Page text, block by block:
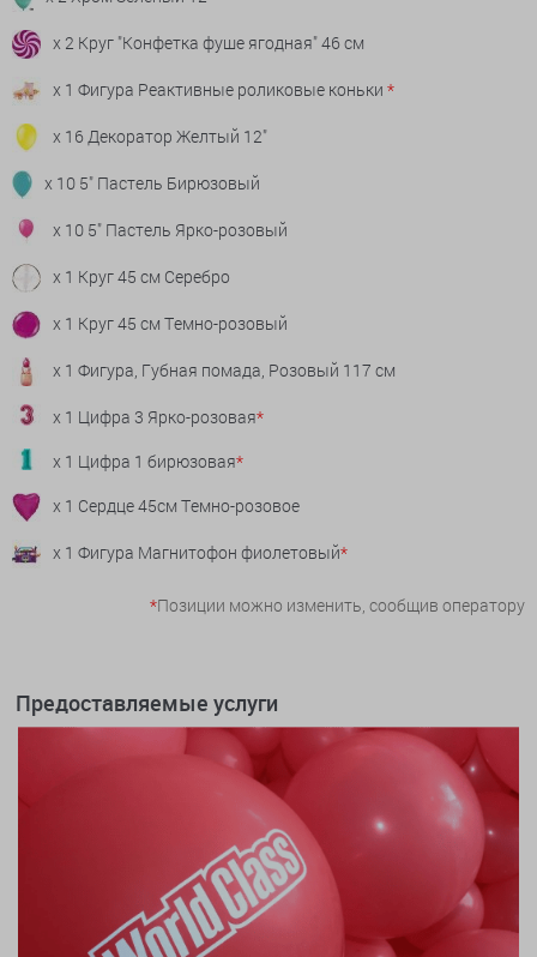
x 2 Круг "Конфетка фуше ягодная" 46 см
x 1 Фигура Реактивные роликовые коньки *
x 16 Декоратор Желтый 12"
x 10 5" Пастель Бирюзовый
x 10 5" Пастель Ярко-розовый
x 1 Круг 45 см Серебро
x 1 Круг 45 см Темно-розовый
x 1 Фигура, Губная помада, Розовый 117 см
x 1 Цифра 3 Ярко-розовая*
x 1 Цифра 1 бирюзовая*
x 1 Сердце 45см Темно-розовое
x 1 Фигура Магнитофон фиолетовый*
*Позиции можно изменить, сообщив оператору
Предоставляемые услуги